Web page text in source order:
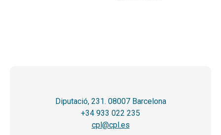
Diputació, 231. 08007 Barcelona
+34 933 022 235
cpl@cpl.es